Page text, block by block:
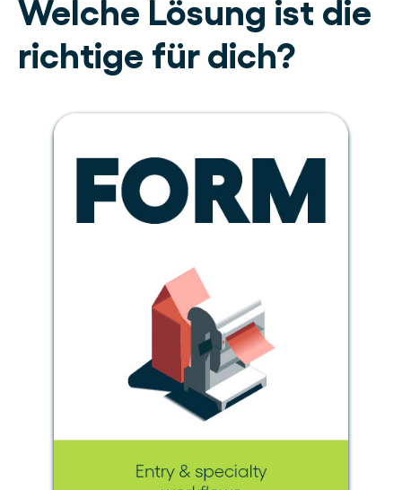
Welche Lösung ist die
richtige für dich?